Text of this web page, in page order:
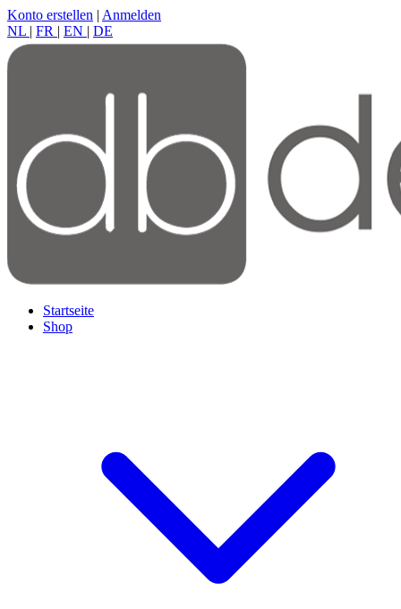
Konto erstellen | Anmelden
NL | FR | EN | DE
Startseite
Shop